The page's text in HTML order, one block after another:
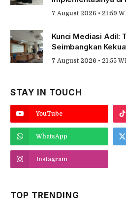
7 August 2026 • 21:59
Kunci Mediasi Adil:
Seimbangkan
7 August 2026 • 21:55
STAY IN TOUCH
YouTube
WhatsApp
Instagram
TOP TRENDING